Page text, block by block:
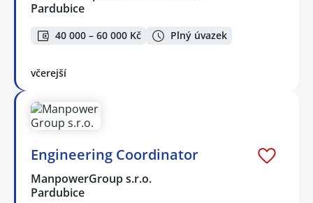
Pardubice
40 000 – 60 000 Kč Plný úvazek
včerejší
Engineering Coordinator
ManpowerGroup s.r.o.
Pardubice